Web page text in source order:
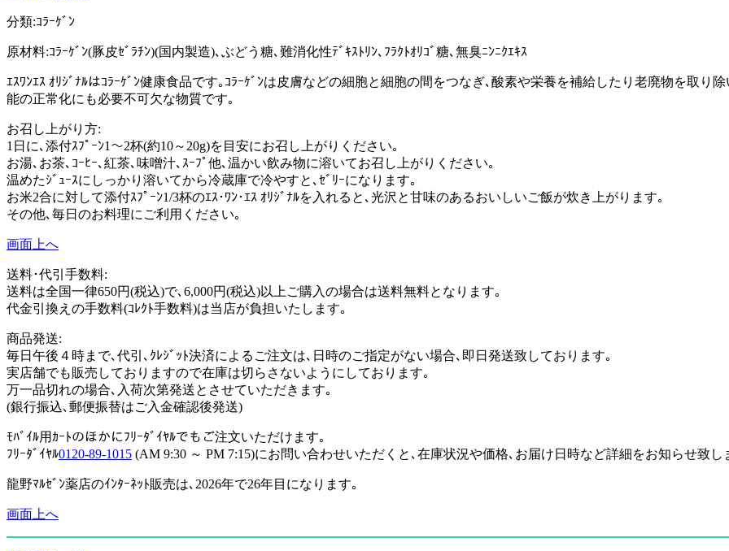
分類:ｺﾗｰｹﾞﾝ
原材料:ｺﾗｰｹﾞﾝ(豚皮ｾﾞﾗﾁﾝ)(国内製造)､ぶどう糖､難消化性ﾃﾞｷｽﾄﾘﾝ､ﾌﾗｸﾄｵﾘｺﾞ糖､無臭ﾆﾝﾆｸｴｷｽ
ｴｽﾜﾝｴｽ ｵﾘｼﾞﾅﾙはｺﾗｰｹﾞﾝ健康食品です｡ｺﾗｰｹﾞﾝは皮膚などの細胞と細胞の間をつなぎ､酸素や栄養を補給したり老廃物を取
能の正常化にも必要不可欠な物質です｡
お召し上がり方:
1日に､添付ｽﾌﾟｰﾝ1～2杯(約10～20g)を目安にお召し上がりください｡
お湯､お茶､ｺｰﾋｰ､紅茶､味噌汁､ｽｰﾌﾟ他､温かい飲み物に溶いてお召し上がりください｡
温めたｼﾞｭｰｽにしっかり溶いてから冷蔵庫で冷やすと､ｾﾞﾘｰになります｡
お米2合に対して添付ｽﾌﾟｰﾝ1/3杯のｴｽ･ﾜﾝ･ｴｽ ｵﾘｼﾞﾅﾙを入れると､光沢と甘味のあるおいしいご飯が炊き上がります｡
その他､毎日のお料理にご利用ください｡
画面上へ
送料･代引手数料:
送料は全国一律650円(税込)で､6,000円(税込)以上ご購入の場合は送料無料となります｡
代金引換えの手数料(ｺﾚｸﾄ手数料)は当店が負担いたします｡
商品発送:
毎日午後４時まで､代引､ｸﾚｼﾞｯﾄ決済によるご注文は､日時のご指定がない場合､即日発送致しております｡
実店舗でも販売しておりますので在庫は切らさないようにしております｡
万一品切れの場合､入荷次第発送とさせていただきます｡
(銀行振込､郵便振替はご入金確認後発送)
ﾓﾊﾞｲﾙ用ｶｰﾄのほかにﾌﾘｰﾀﾞｲﾔﾙでもご注文いただけます｡
ﾌﾘｰﾀﾞｲﾔﾙ0120-89-1015 (AM 9:30 ～ PM 7:15)にお問い合わせいただくと､在庫状況や価格､お届け日時など詳細をお知らせ致し
龍野ﾏﾙｾﾞﾝ薬店のｲﾝﾀｰﾈｯﾄ販売は､2026年で26年目になります｡
画面上へ